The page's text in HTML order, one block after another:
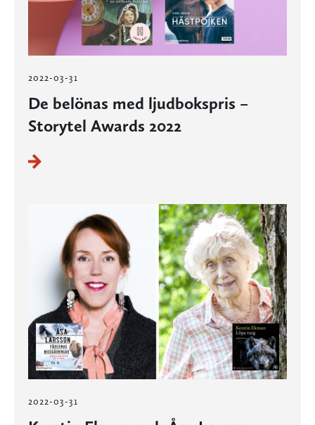
2022-03-31
De belönas med ljudbokspris –
Storytel Awards 2022
2022-03-31